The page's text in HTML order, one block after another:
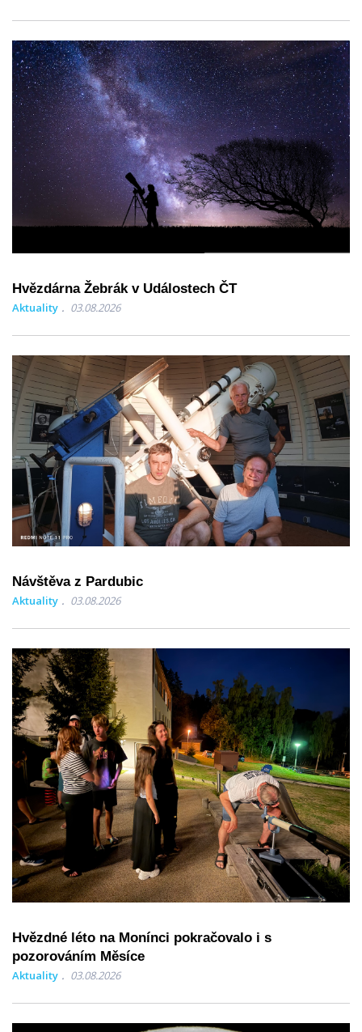
Hvězdárna Žebrák v Událostech ČT
Aktuality 03.08.2026
Návštěva z Pardubic
Aktuality 03.08.2026
Hvězdné léto na Monínci pokračovalo i s
pozorováním Měsíce
Aktuality 03.08.2026